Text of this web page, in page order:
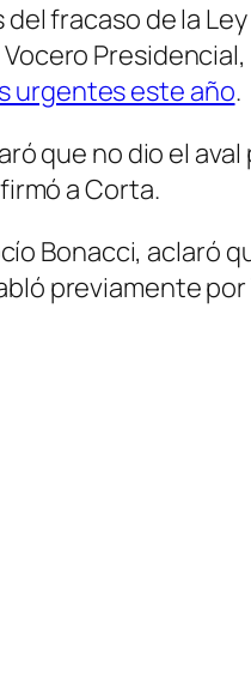
fracaso de la
urgentes este año.
que no dio el
a Corta.
Bonacci, aclaró
previamente